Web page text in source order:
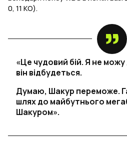
0, 11 КО).
«Це чудовий бій. Я не
він відбудеться.
Думаю, Шакур переможе.
шлях до майбутнього
Шакуром».